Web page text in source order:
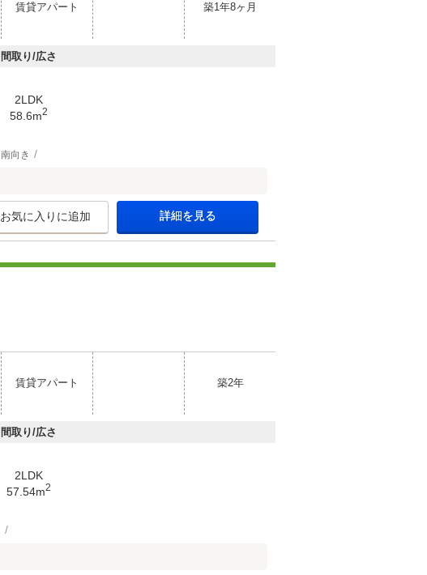
賃貸アパート 築1年8ヶ月
間取り/広さ
2LDK
58.6m2
南向き
お気に入りに追加 詳細を見る
賃貸アパート 築2年
間取り/広さ
2LDK
57.54m2